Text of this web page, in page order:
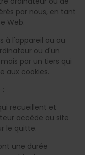
par nous, en tant
Web.
à l'appareil ou au
ou d'un
par un tiers qui
aux cookies.
:
recueillent et
accède au site
le quitte.
une durée